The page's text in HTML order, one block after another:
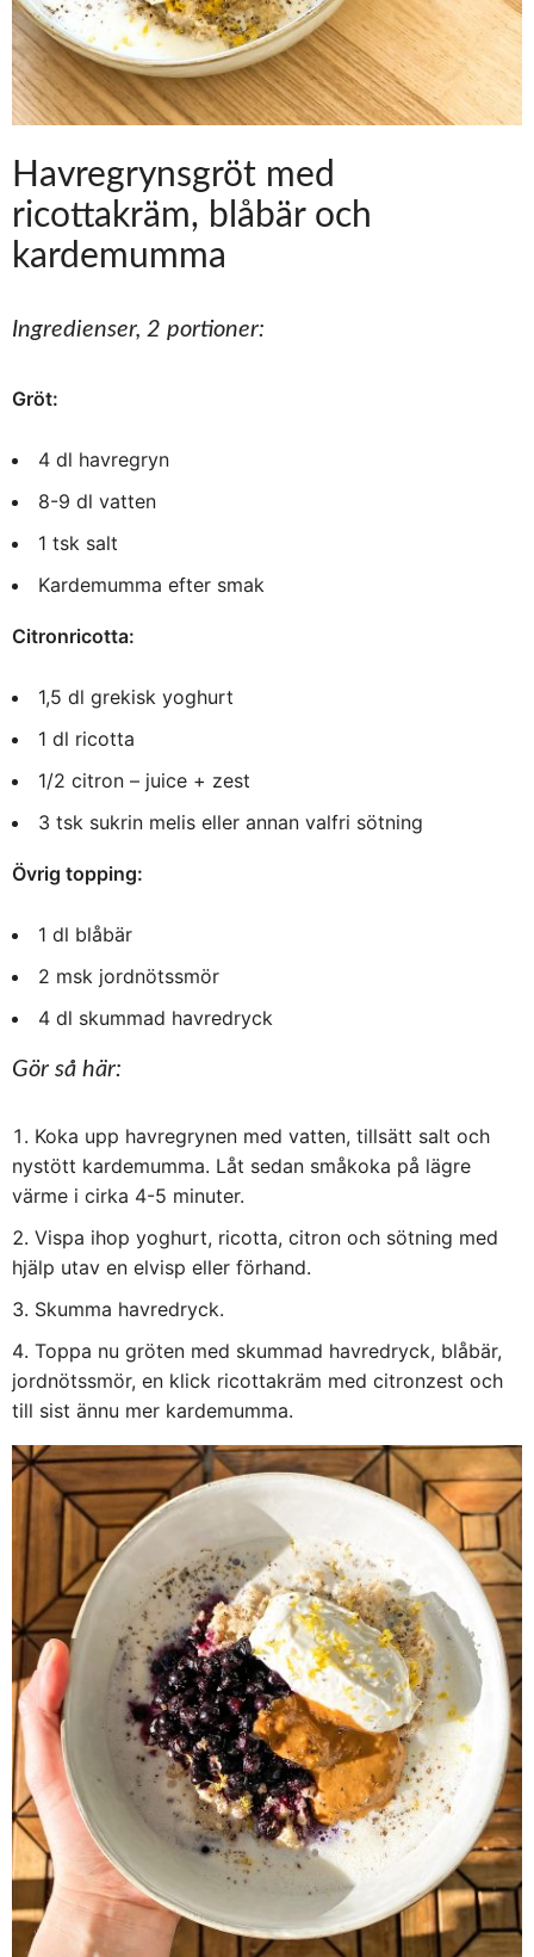
Havregrynsgröt med
ricottakräm, blåbär och
kardemumma
Ingredienser, 2 portioner:
Gröt:
4 dl havregryn
8-9 dl vatten
1 tsk salt
Kardemumma efter smak
Citronricotta:
1,5 dl grekisk yoghurt
1 dl ricotta
1/2 citron – juice + zest
3 tsk sukrin melis eller annan valfri sötning
Övrig topping:
1 dl blåbär
2 msk jordnötssmör
4 dl skummad havredryck
Gör så här:
Koka upp havregrynen med vatten, tillsätt salt och
nystött kardemumma. Låt sedan småkoka på lägre
värme i cirka 4-5 minuter.
Vispa ihop yoghurt, ricotta, citron och sötning med
hjälp utav en elvisp eller förhand.
Skumma havredryck.
Toppa nu gröten med skummad havredryck, blåbär,
jordnötssmör, en klick ricottakräm med citronzest och
till sist ännu mer kardemumma.